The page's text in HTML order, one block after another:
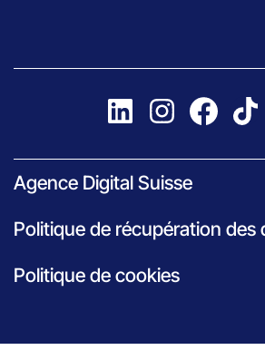
Agence Digital Suisse
Politique de récupération des
Politique de cookies